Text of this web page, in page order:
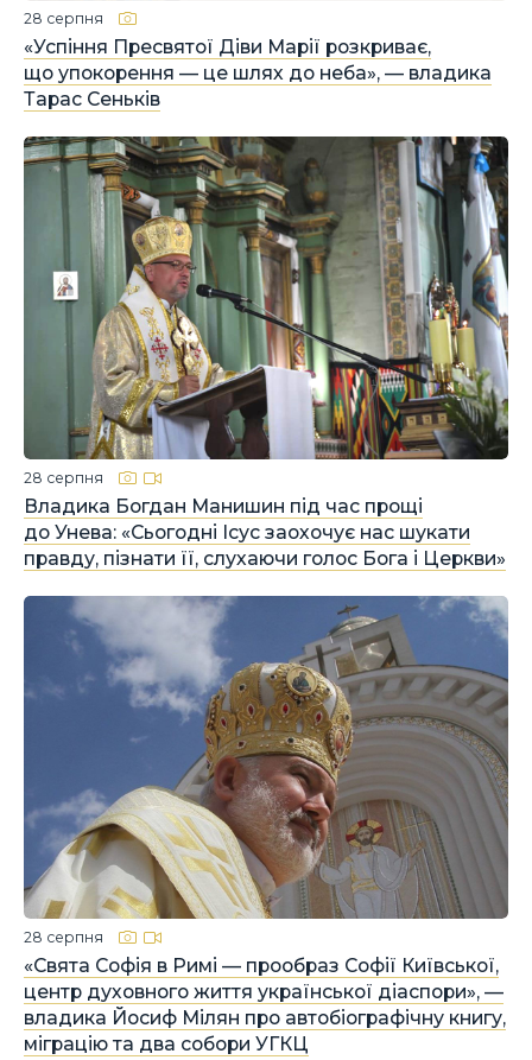
«Успіння Пресвятої Діви Марії розкриває,
що упокорення — це шлях до неба», — владика
Тарас Сеньків
28 серпня
Владика Богдан Манишин під час прощі
до Унева: «Сьогодні Ісус заохочує нас шукати
правду, пізнати її, слухаючи голос Бога і Церкви»
28 серпня
«Свята Софія в Римі — прообраз Софії Київської,
центр духовного життя української діаспори», —
владика Йосиф Мілян про автобіографічну книгу,
міграцію та два собори УГКЦ
28 серпня